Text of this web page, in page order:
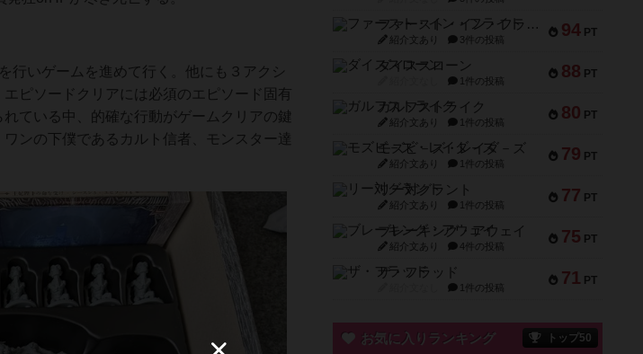
行いゲームを進めて行く。他にも３アクシ
ピソードクリアには必須のエピソード固有
ている中、的確な行動がゲームクリアの鍵
ンの下僕であるカルト信者、モンスター達
94 PT
ファースト・イン・フライト
紹介文あり 3件の投稿
88 PT
ダイススローン
1件の投稿
80 PT
ガルフストライク
紹介文あり 1件の投稿
79 PT
モズビ－ズ・レイダ－ズ
紹介文あり 1件の投稿
77 PT
リー対グラント
紹介文あり 1件の投稿
75 PT
ブレーキング・アウェイ
紹介文あり 4件の投稿
71 PT
ザ・フラッド
1件の投稿
お気に入りランキング トップ50